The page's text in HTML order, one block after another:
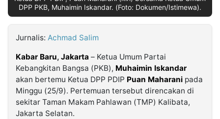
Kabarbaru.co
2026
DPP PKB, Muhaimin Iskandar. (Foto: Dokumen/Istimewa).
Jurnalis: Achmad Salim
Kabar Baru, Jakarta – Ketua Umum Partai
Kebangkitan Bangsa (PKB), Muhaimin Iskandar
akan bertemu Ketua DPP PDIP Puan Maharani pada
Minggu (25/9). Pertemuan tersebut direncakan di
sekitar Taman Makam Pahlawan (TMP) Kalibata,
Jakarta Selatan.